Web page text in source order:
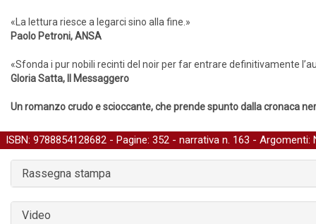
«La lettura riesce a legarci sino alla fine.»
Paolo Petroni, ANSA
«Sfonda i pur nobili recinti del noir per far entrare definitivamente
Gloria Satta, Il Messaggero
Un romanzo crudo e scioccante, che prende spunto dalla cronaca
ISBN: 9788854128682 - Pagine: 352 - narrativa n. 163 - Argomenti:
Rassegna stampa
Video